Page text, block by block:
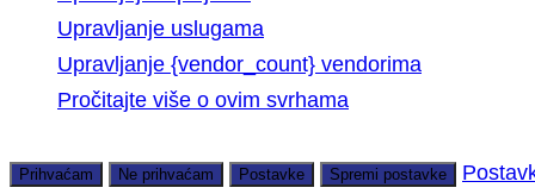
Upravljanje uslugama
Upravljanje {vendor_count} vendorima
Pročitajte više o ovim svrhama
Prihvaćam Ne prihvaćam Postavke Spremi postavke